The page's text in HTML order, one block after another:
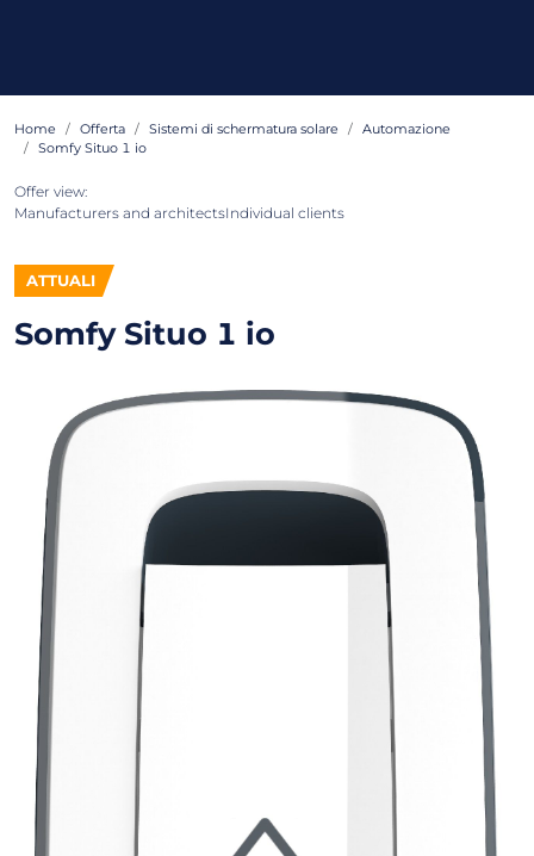
Home Offerta Sistemi di schermatura solare
Automazione
Somfy Situo 1 io
Offer view:
Manufacturers and architectsIndividual clients
ATTUALI
Somfy Situo 1 io